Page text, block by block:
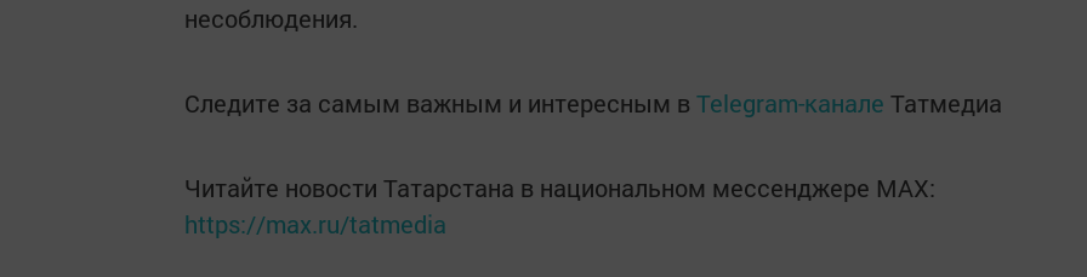
несоблюдения.
Следите за самым важным и интересным в Telegram-канале Татмедиа
Читайте новости Татарстана в национальном мессенджере MАХ:
https://max.ru/tatmedia